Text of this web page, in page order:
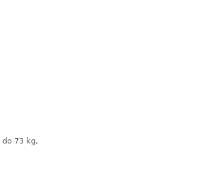
73 kg,